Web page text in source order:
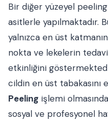
Bir diğer yüzeyel
asitlerle yapılmaktadır.
yalnızca en üst
nokta ve lekelerin
etkinliğini
cildin en üst tabakasını
Peeling işlemi
sosyal ve profesyonel